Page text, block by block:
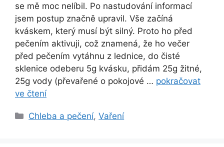
se mě moc nelíbil. Po nastudování informací
jsem postup značně upravil. Vše začíná
kváskem, který musí být silný. Proto ho před
pečením aktivuji, což znamená, že ho večer
před pečením vytáhnu z lednice, do čisté
sklenice odeberu 5g kvásku, přidám 25g žitné,
25g vody (převařené o pokojové … pokračovat
ve čtení
Rubriky
Chleba a pečení,Vaření